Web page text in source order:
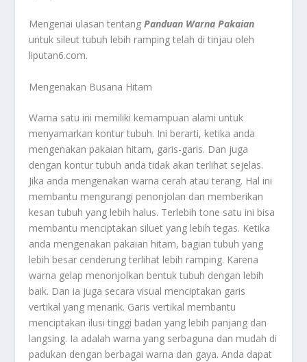
Mengenai ulasan tentangPanduan Warna Pakaian
untuk sileut tubuh lebih ramping telah di tinjau oleh
liputan6.com.
Mengenakan Busana Hitam
Warna satu ini memiliki kemampuan alami untuk
menyamarkan kontur tubuh. Ini berarti, ketika anda
mengenakan pakaian hitam, garis-garis. Dan juga
dengan kontur tubuh anda tidak akan terlihat sejelas.
Jika anda mengenakan warna cerah atau terang. Hal ini
membantu mengurangi penonjolan dan memberikan
kesan tubuh yang lebih halus. Terlebih tone satu ini bisa
membantu menciptakan siluet yang lebih tegas. Ketika
anda mengenakan pakaian hitam, bagian tubuh yang
lebih besar cenderung terlihat lebih ramping. Karena
warna gelap menonjolkan bentuk tubuh dengan lebih
baik. Dan ia juga secara visual menciptakan garis
vertikal yang menarik. Garis vertikal membantu
menciptakan ilusi tinggi badan yang lebih panjang dan
langsing. Ia adalah warna yang serbaguna dan mudah di
padukan dengan berbagai warna dan gaya. Anda dapat